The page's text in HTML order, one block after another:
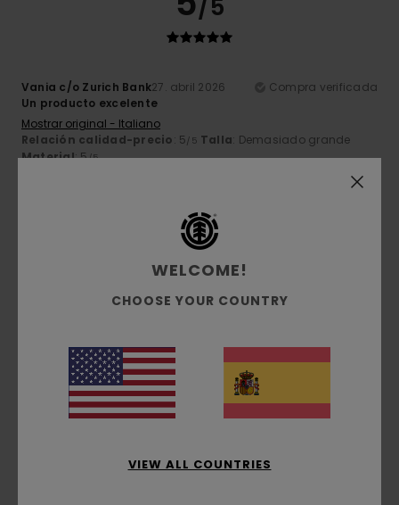
/5
Vania c/o Zurich Bank27. abril 2026
Compra verificada
Un producto excelente
Mostrar original - Italiano
Relación calidad-precio: 5/5 Talla: Demasiado grande
Material: 5/5
5/5
Mostrar original - Français
Comodidad: 5/5 Relación calidad-precio: 5 Talla
perfectaMaterial: 5/5
Recomiendo este producto
5/5
WELCOME!
CHOOSE YOUR COUNTRY
VIEW ALL COUNTRIES